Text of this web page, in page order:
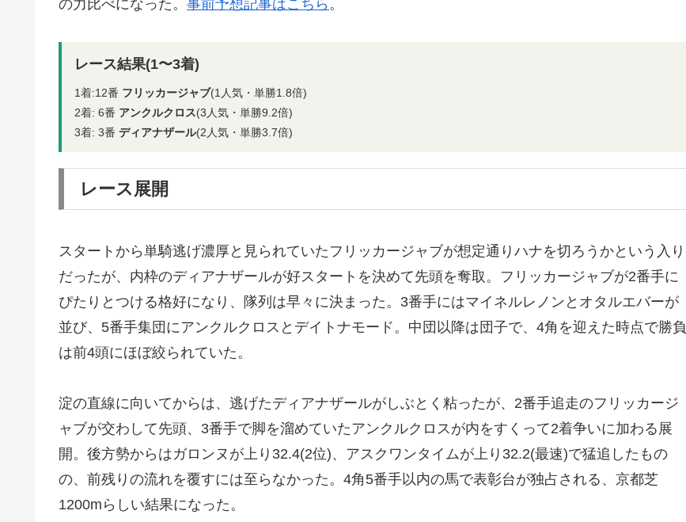
の力比べになった。 事前予想記事はこちら 。
レース結果(1〜3着)
1着:12番 フリッカージャブ(1人気・単勝1.8倍)
2着: 6番 アンクルクロス(3人気・単勝9.2倍)
3着: 3番 ディアナザール(2人気・単勝3.7倍)
レース展開
スタートから単騎逃げ濃厚と見られていたフリッカージャブが想定通りハナを切ろうかという入り
だったが、内枠のディアナザールが好スタートを決めて先頭を奪取。フリッカージャブが2番手に
ぴたりとつける格好になり、隊列は早々に決まった。3番手にはマイネルレノンとオタルエバーが
並び、5番手集団にアンクルクロスとデイトナモード。中団以降は団子で、4角を迎えた時点で勝負
は前4頭にほぼ絞られていた。
淀の直線に向いてからは、逃げたディアナザールがしぶとく粘ったが、2番手追走のフリッカージ
ャブが交わして先頭、3番手で脚を溜めていたアンクルクロスが内をすくって2着争いに加わる展
開。後方勢からはガロンヌが上り32.4(2位)、アスクワンタイムが上り32.2(最速)で猛追したもの
の、前残りの流れを覆すには至らなかった。4角5番手以内の馬で表彰台が独占される、京都芝
1200mらしい結果になった。